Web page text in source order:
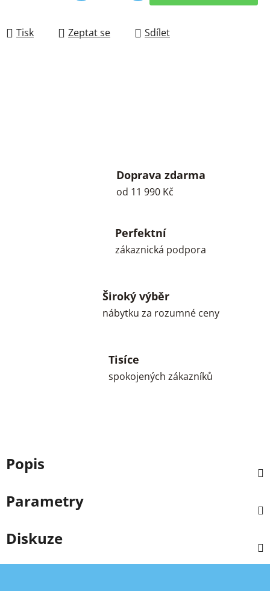
Tisk Zeptat se Sdílet
Doprava zdarma
od 11 990 Kč
Perfektní
zákaznická podpora
Široký výběr
nábytku za rozumné ceny
Tisíce
spokojených zákazníků
Popis
Parametry
Diskuze
Z